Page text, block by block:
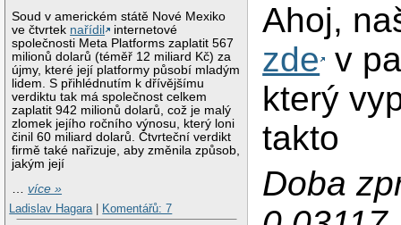
Soud v americkém státě Nové Mexiko
ve čtvrtek nařídil
internetové
společnosti Meta Platforms zaplatit 567
milionů dolarů (téměř 12 miliard Kč) za
újmy, které její platformy působí mladým
lidem. S přihlédnutím k dřívějšímu
verdiktu tak má společnost celkem
zaplatit 942 milionů dolarů, což je malý
zlomek jejího ročního výnosu, který loni
činil 60 miliard dolarů. Čtvrteční verdikt
firmě také nařizuje, aby změnila způsob,
jakým její
…více »
Ladislav Hagara
Komentářů: 7
Ahoj,
zde v
který
takto
Doba